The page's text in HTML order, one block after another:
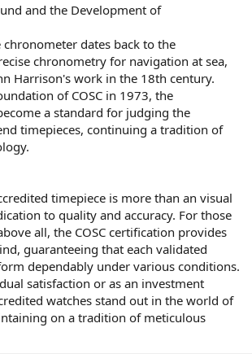
and the Development of
chronometer dates back to the
chronometry for navigation at sea,
Harrison's work in the 18th century.
of COSC in 1973, the
a standard for judging the
timepieces, continuing a tradition of
timepiece is more than an visual
to quality and accuracy. For those
all, the COSC certification provides
guaranteeing that each validated
dependably under various conditions.
satisfaction or as an investment
watches stand out in the world of
on a tradition of meticulous